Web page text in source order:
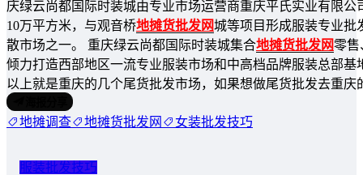
庆绿云尚都国际时装城由专业市场运营商重庆平氏实业有限
10万平方米，与观音桥地摊货批发网城等项目形成服装专业批
散市场之一。 重庆绿云尚都国际时装城集合地摊货批发网零售
倾力打造西部地区一流专业服装市场和中高档品牌服装总部
以上就是重庆的几个尾货批发市场，如果想做尾货批发去重
地摊调查 地摊货批发网 女装批发技巧
服装批发技巧